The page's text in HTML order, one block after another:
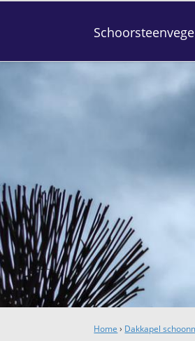
Home › Dakkapel